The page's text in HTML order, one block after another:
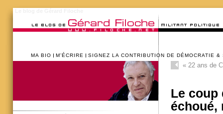
MA BIO M’ÉCRIRE SIGNEZ LA CONTRIBUTION DE DÉMOCRATIE &
«22 ans de
Le coup
échoué,